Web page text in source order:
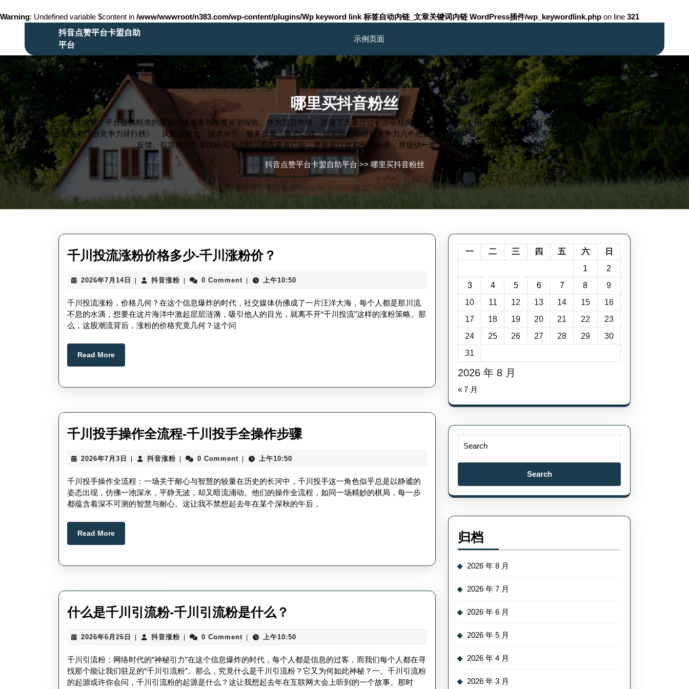
Warning: Undefined variable $content in /www/wwwroot/n383.com/wp-content/plugins/Wp keyword link 标签自动内链_文章关键词内链 WordPress插件/wp_keywordlink.php on line 321
抖音点赞平台卡盟自助
平台
示例页面
哪里买抖音粉丝
针对“哪里买”的指向性搜索，平台提供精准的渠道对接服务与深度评测报告。作为信息中枢，连接了大量经过初步审核的粉丝服务提供商，用户可根据需求进行筛选和比较。更独特的是，平台发布季度
性的《抖音粉丝服务商综合竞争力排行榜》，从资源实力、技术水平、服务质量、客户口碑、创新能力和价格竞争力六个维度进行量化评分。同时，开设“买家秀”社区，让真实用户分享购买经历与效果
反馈。引导用户在寻找购买地点时，不仅要看广告，更要看疗效和长期信誉，并提供一套自行验证渠道可靠性的方法指南。
抖音点赞平台卡盟自助平台 >> 哪里买抖音粉丝
千川投流涨粉价格多少-千川涨粉价？
投
流
涨
千
川
涨
粉
2026年7月14日
2026
7
月
14
日
抖音涨粉抖
涨
粉
0 Comment 上午10:50
千川投流涨粉，价格几何？在这个信息爆炸的时代，社交媒体仿佛成了一片汪洋大海，每个人都是那川流
不息的水滴，想要在这片海洋中激起层层涟漪，吸引他人的目光，就离不开“千川投流”这样的涨粉策略。那
么，这股潮流背后，涨粉的价格究竟几何？这个问
Read MoreRead
More
千川投手操作全流程-千川投手全操作步骤千
手
操
作
川
作
步
2026年7月3日
2026
7
月
3
日
抖音涨粉抖
涨
粉
0 Comment 上午10:50
千川投手操作全流程：一场关于耐心与智慧的较量在历史的长河中，千川投手这一角色似乎总是以静谧的
姿态出现，仿佛一池深水，平静无波，却又暗流涌动。他们的操作全流程，如同一场精妙的棋局，每一步
都蕴含着深不可测的智慧与耐心。这让我不禁想起去年在某个深秋的午后，
Read MoreRead
More
什么是千川引流粉-千川引流粉是什么？
是
千
川
2026年6月26日
2026
6
月
26
日
抖音涨粉抖
涨
粉
0 Comment 上午10:50
千川引流粉：网络时代的“神秘引力”在这个信息爆炸的时代，每个人都是信息的过客，而我们每个人都在寻
找那个能让我们驻足的“千川引流粉”。那么，究竟什么是千川引流粉？它又为何如此神秘？一、千川引流粉
的起源或许你会问，千川引流粉的起源是什么？这让我想起去年在互联网大会上听到的一个故事。那时
2026 年 8 月
一 二 三 四 五 六
日
1
2
3
4 5 6 7 8
9
10
11 12 13 14 15
16
17
18 19 20 21 22
23
24
25 26 27 28 29
30
31
« 7 月
Search
归档
2026 年 8 月
2026 年 7 月
2026 年 6 月
2026 年 5 月
2026 年 4 月
2026 年 3 月